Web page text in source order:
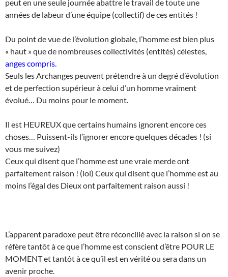
peut en une seule journée abattre le travail de toute une
années de labeur d’une équipe (collectif) de ces entités !
Du point de vue de l’évolution globale, l’homme est bien plus
« haut » que de nombreuses collectivités (entités) célestes,
anges compris.
Seuls les Archanges peuvent prétendre à un degré d’évolution
et de perfection supérieur à celui d’un homme vraiment
évolué… Du moins pour le moment.
Il est HEUREUX que certains humains ignorent encore ces
choses… Puissent-ils l’ignorer encore quelques décades ! (si
vous me suivez)
Ceux qui disent que l’homme est une vraie merde ont
parfaitement raison ! (lol) Ceux qui disent que l’homme est au
moins l’égal des Dieux ont parfaitement raison aussi !
L’apparent paradoxe peut être réconcilié avec la raison si on se
réfère tantôt à ce que l’homme est conscient d’être POUR LE
MOMENT et tantôt à ce qu’il est en vérité ou sera dans un
avenir proche.